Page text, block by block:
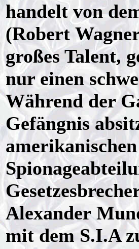
handelt von
(Robert
großes Talent,
nur einen
Während der
Gefängnis
Alexander
mit dem S.I.A